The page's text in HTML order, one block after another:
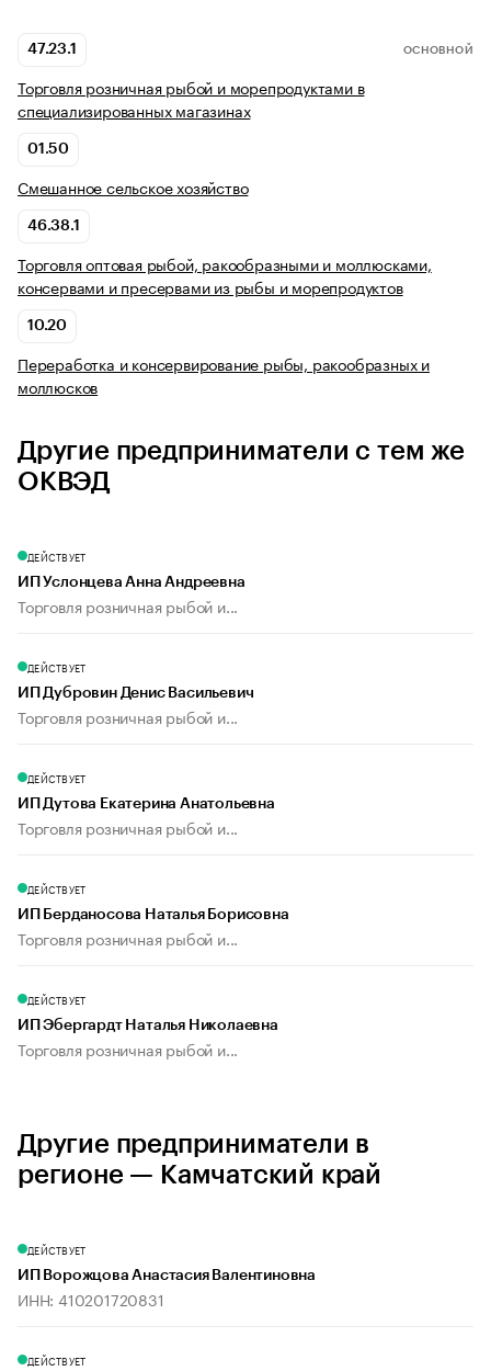
47.23.1 ОСНОВНОЙ
Торговля розничная рыбой и морепродуктами в
специализированных магазинах
01.50
Смешанное сельское хозяйство
46.38.1
Торговля оптовая рыбой, ракообразными и моллюсками,
консервами и пресервами из рыбы и морепродуктов
10.20
Переработка и консервирование рыбы, ракообразных и
моллюсков
Другие предприниматели с тем же
ОКВЭД
ДЕЙСТВУЕТ
ИП Услонцева Анна Андреевна
Торговля розничная рыбой и...
ДЕЙСТВУЕТ
ИП Дубровин Денис Васильевич
Торговля розничная рыбой и...
ДЕЙСТВУЕТ
ИП Дутова Екатерина Анатольевна
Торговля розничная рыбой и...
ДЕЙСТВУЕТ
ИП Берданосова Наталья Борисовна
Торговля розничная рыбой и...
ДЕЙСТВУЕТ
ИП Эбергардт Наталья Николаевна
Торговля розничная рыбой и...
Другие предприниматели в
регионе — Камчатский край
ДЕЙСТВУЕТ
ИП Ворожцова Анастасия Валентиновна
ИНН: 410201720831
ДЕЙСТВУЕТ